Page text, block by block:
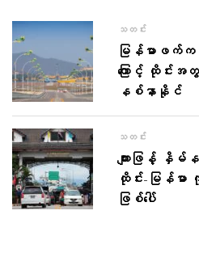
သတင်း
မြန်မာဖက်
ကြောင့် ထိုင်
နစ်နာနိုင်
သတင်း
ကျားဖြန့် နှိမ်
ထိုင်း-မြန်မ
ဖြစ်ပေါ်